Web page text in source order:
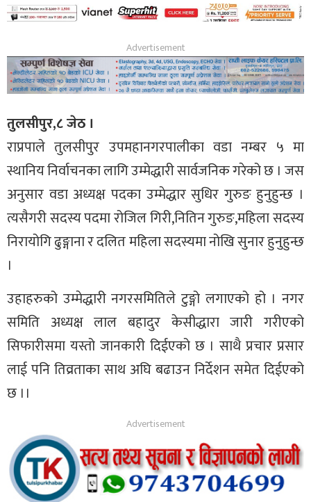
तुलसीपुर,८ जेठ ।
राप्रपाले तुलसीपुर उपमहानगरपालीका वडा नम्बर ५ मा
स्थानिय निर्वाचनका लागि उम्मेद्धारी सार्वजनिक गरेको छ । जस
अनुसार वडा अध्यक्ष पदका उम्मेद्धार सुधिर गुरुङ हुनुहुन्छ ।
त्यसैगरी सदस्य पदमा रोजिल गिरी,नितिन गुरुङ,महिला सदस्य
निरायोगि ढुङ्गाना र दलित महिला सदस्यमा नोखि सुनार हुनुहुन्छ
।
उहाहरुको उम्मेद्धारी नगरसमितिले टुङ्गो लगाएको हो । नगर
समिति अध्यक्ष लाल बहादुर केसीद्धारा जारी गरीएको
सिफारीसमा यस्तो जानकारी दिईएको छ । साथै प्रचार प्रसार
लाई पनि तिव्रताका साथ अघि बढाउन निर्देशन समेत दिईएको
छ ।।